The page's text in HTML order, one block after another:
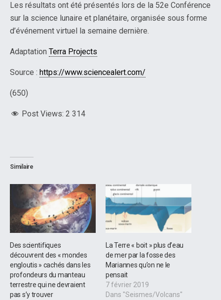
Les résultats ont été présentés lors de la 52e Conférence
sur la science lunaire et planétaire, organisée sous forme
d’événement virtuel la semaine dernière.
Adaptation Terra Projects
Source : https://www.sciencealert.com/
(650)
Post Views: 2 314
Similaire
Des scientifiques
découvrent des « mondes
engloutis » cachés dans les
profondeurs du manteau
terrestre qui ne devraient
pas s’y trouver
La Terre « boit » plus d’eau
de mer par la fosse des
Mariannes qu’on ne le
pensait
7 février 2019
Dans "Seismes/Volcans"